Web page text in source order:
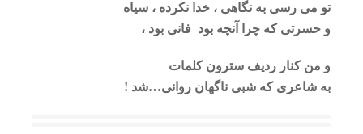
تو می رسی به نگاهی ، خدا نکرده ، سیاه
و حسرتی که چرا آنچه بود فانی بود ،
و من کنار ردیف سترون کلمات
به شاعری که شبی ناگهان روانی…شد !